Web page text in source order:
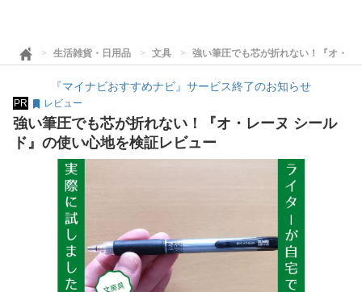
生活雑貨・日用品 文具 強い筆圧でも芯が折れない！『オ・
『マイナビおすすめナビ』サービス終了のお知らせ
PR レビュー
強い筆圧でも芯が折れない！『オ・レーヌ シール
ド』の使い心地を検証レビュー